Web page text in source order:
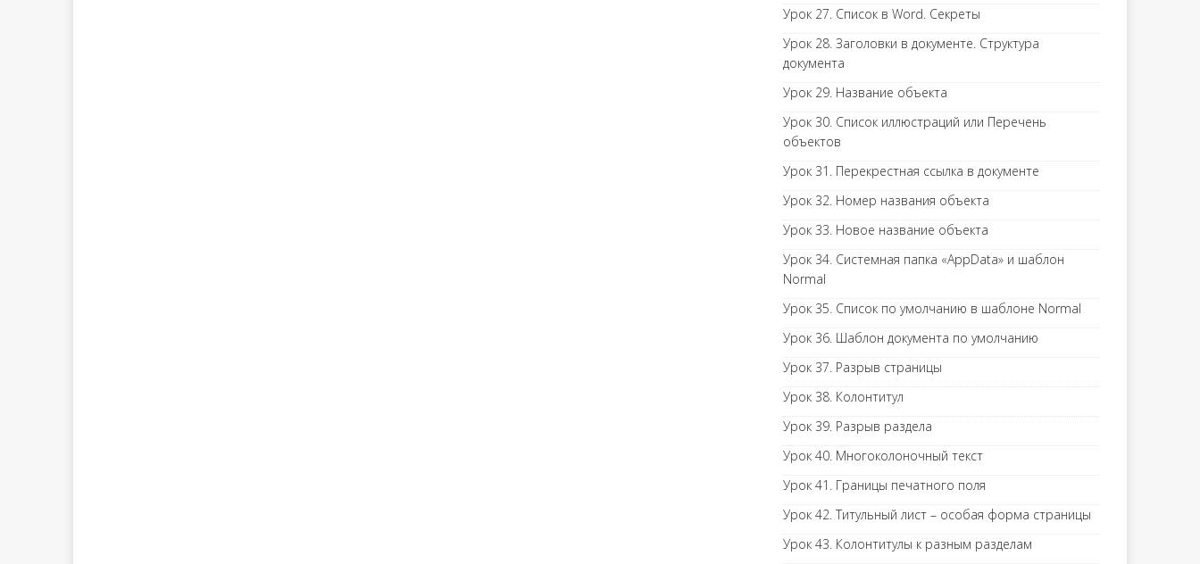
Урок 27. Список в Word. Секреты
Урок 28. Заголовки в документе. Структура
документа
Урок 29. Название объекта
Урок 30. Список иллюстраций или Перечень
объектов
Урок 31. Перекрестная ссылка в документе
Урок 32. Номер названия объекта
Урок 33. Новое название объекта
Урок 34. Системная папка «AppData» и шаблон
Normal
Урок 35. Список по умолчанию в шаблоне Normal
Урок 36. Шаблон документа по умолчанию
Урок 37. Разрыв страницы
Урок 38. Колонтитул
Урок 39. Разрыв раздела
Урок 40. Многоколоночный текст
Урок 41. Границы печатного поля
Урок 42. Титульный лист – особая форма страницы
Урок 43. Колонтитулы к разным разделам